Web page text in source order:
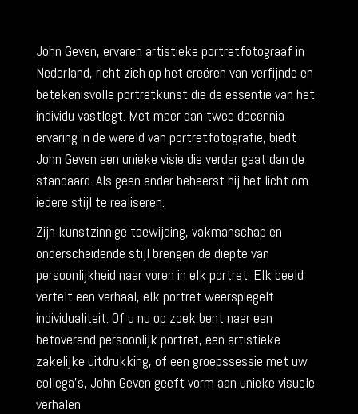
John Geven, ervaren artistieke portretfotograaf in
Nederland, richt zich op het creëren van verfijnde en
betekenisvolle portretkunst die de essentie van het
individu vastlegt. Met meer dan twee decennia
ervaring in de wereld van portretfotografie, biedt
John Geven een unieke visie die verder gaat dan de
standaard. Als geen ander beheerst hij het licht om
iedere stijl te realiseren.
Zijn kunstzinnige toewijding, vakmanschap en
onderscheidende stijl brengen de diepte van
persoonlijkheid naar voren in elk portret. Elk beeld
vertelt een verhaal, elk portret weerspiegelt
individualiteit. Of u nu op zoek bent naar een
betoverend persoonlijk portret, een artistieke
zakelijke uitdrukking, of een groepssessie met uw
collega’s, John Geven geeft vorm aan unieke visuele
verhalen.